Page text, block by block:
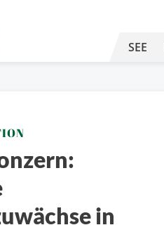
SEE
in